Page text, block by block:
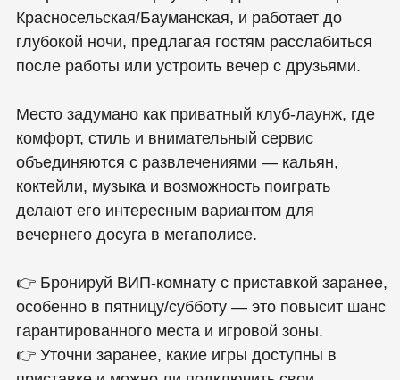
Из‑за центрального расположения
и насыщенного формата
обычной кальянной — средний чек
составляет примерно от 3000 ₽
за вечер.
🕐 Обязательный заказ кальяна
Действует правило: заказ кальяна
является обязательным, что
Минусы:
даёт свободу приходить в любое
время.
🍸 Атмосфера и развлечения
Здесь часто проходят
диджейские, живые выступления,
создаёт динамичную,
насыщенную атмосферу.